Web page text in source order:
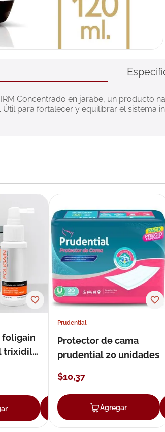
Concentrado en jarabe, un producto
para fortalecer y equilibrar el sistema
foligain
trixidil
Agregar
Prudential
Protector de cama
prudential 20 unidades
$10,37
Agregar